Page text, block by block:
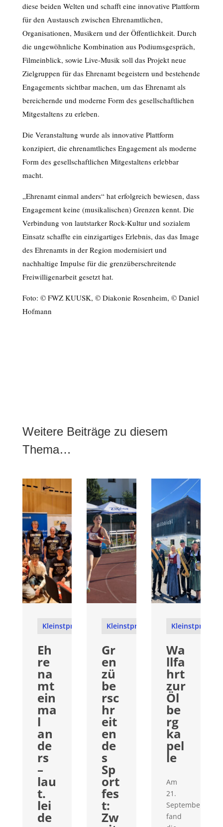
diese beiden Welten und schafft eine innovative Plattform
für den Austausch zwischen Ehrenamtlichen,
Organisationen, Musikern und der Öffentlichkeit. Durch
die ungewöhnliche Kombination aus Podiumsgespräch,
Filmeinblick, sowie Live-Musik soll das Projekt neue
Zielgruppen für das Ehrenamt begeistern und bestehende
Engagements sichtbar machen, um das Ehrenamt als
bereichernde und moderne Form des gesellschaftlichen
Mitgestaltens zu erleben.
Die Veranstaltung wurde als innovative Plattform
konzipiert, die ehrenamtliches Engagement als moderne
Form des gesellschaftlichen Mitgestaltens erlebbar
macht.
„Ehrenamt einmal anders“ hat erfolgreich bewiesen, dass
Engagement keine (musikalischen) Grenzen kennt. Die
Verbindung von lautstarker Rock-Kultur und sozialem
Einsatz schaffte ein einzigartiges Erlebnis, das das Image
des Ehrenamts in der Region modernisiert und
nachhaltige Impulse für die grenzüberschreitende
Freiwilligenarbeit gesetzt hat.
Foto: © FWZ KUUSK, © Diakonie Rosenheim, © Daniel
Hofmann
Weitere Beiträge zu diesem
Thema…
Kleinstprojekte
Eh
re
na
mt
ein
ma
l
an
de
rs
–
lau
t.
lei
de
Kleinstprojekte
Gr
en
zü
be
rsc
hr
eit
en
de
s
Sp
ort
fes
t:
Zw
Kleinstprojekte
Wa
llfa
hrt
zur
Öl
be
rg
ka
pel
le
Am
21.
September
fand